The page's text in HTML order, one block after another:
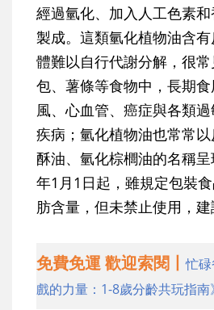
經過氫化、加入人工色素
製成。這類氫化植物油含
體難以自行代謝分解，很
包、薯條等食物中，長期
風、心血管、癌症與各類
疾病；氫化植物油也常常
酥油、氫化棕櫚油的名稱
年1月1日起，雖規定包裝
肪含量，但未禁止使用，建
免費免運 歡迎索閱丨忙
戲的力量：1-8歲分齡共玩指南